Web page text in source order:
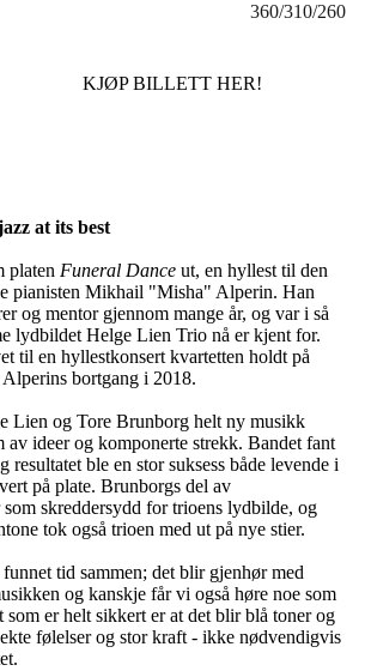
360/310/260
KJØP BILLETT HER!
at its best
platen Funeral Dance ut, en hyllest til den
pianisten Mikhail "Misha" Alperin. Han
og mentor gjennom mange år, og var i så
lydbildet Helge Lien Trio nå er kjent for.
til en hyllestkonsert kvartetten holdt på
bortgang i 2018.
Lien og Tore Brunborg helt ny musikk
av ideer og komponerte strekk. Bandet fant
resultatet ble en stor suksess både levende i
på plate. Brunborgs del av
skreddersydd for trioens lydbilde, og
tok også trioen med ut på nye stier.
tid sammen; det blir gjenhør med
og kanskje får vi også høre noe som
som er helt sikkert er at det blir blå toner og
følelser og stor kraft - ikke nødvendigvis